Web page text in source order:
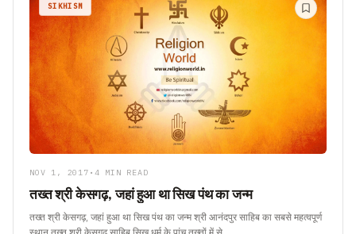
SIKHISM
NOV 1, 2017 • 4 MIN READ
तख्त श्री केसगढ़, जहां हुआ था सिख पंथ का जन्म
तख्त श्री केसगढ़, जहां हुआ था सिख पंथ का जन्म श्री आनंदपुर साहिब का सबसे महत्वपूर्ण